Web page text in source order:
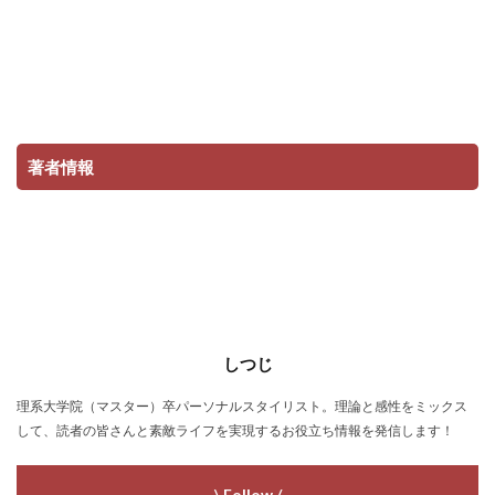
著者情報
しつじ
理系大学院（マスター）卒パーソナルスタイリスト。理論と感性をミックス
して、読者の皆さんと素敵ライフを実現するお役立ち情報を発信します！